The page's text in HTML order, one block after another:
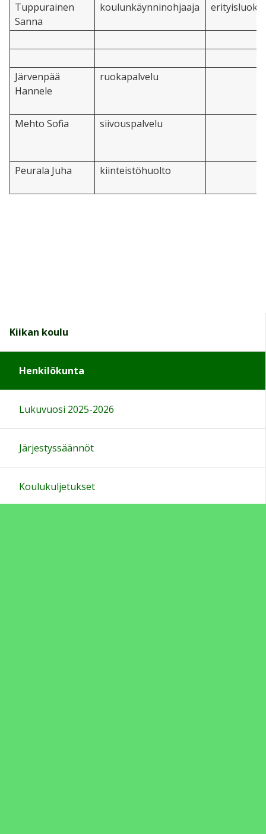
Tuppurainen
Sanna
koulunkäynninohjaaja
Järvenpää
Hannele
ruokapalvelu
Mehto Sofia siivouspalvelu
Peurala Juha kiinteistöhuolto
Kiikan koulu
Henkilökunta
Lukuvuosi 2025-2026
Järjestyssäännöt
Koulukuljetukset